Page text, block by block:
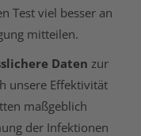
Test viel besser an
mitteilen.
Daten zur
unsere Effektivität
maßgeblich
der Infektionen